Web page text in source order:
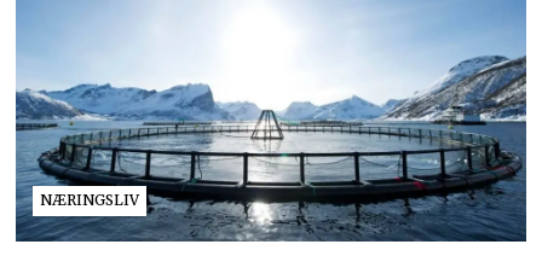
NÆRINGSLIV